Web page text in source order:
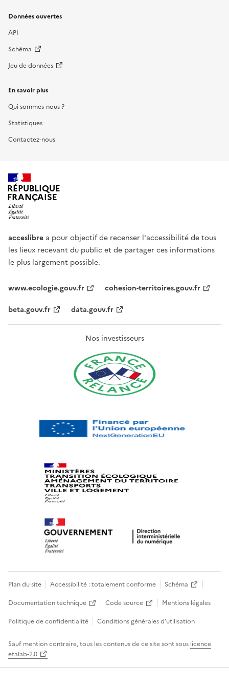
Données ouvertes
API
Schéma
Jeu de données
En savoir plus
Qui sommes-nous ?
Statistiques
Contactez-nous
RÉPUBLIQUE
FRANÇAISE
acceslibre a pour objectif de recenser l'accessibilité de tous
les lieux recevant du public et de partager ces informations
le plus largement possible.
www.ecologie.gouv.fr
cohesion-territoires.gouv.fr
beta.gouv.fr
data.gouv.fr
Nos investisseurs
Plan du site Accessibilité : totalement conforme
Schéma
Documentation technique
Code source
Mentions légales
Politique de confidentialité
Conditions générales d’utilisation
Sauf mention contraire, tous les contenus de ce site sont sous licence
etalab-2.0